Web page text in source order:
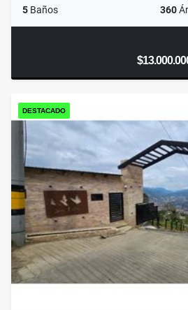
5 Baños 360
DESTACADO